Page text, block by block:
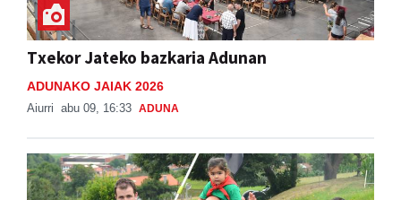
Txekor Jateko bazkaria Adunan
ADUNAKO JAIAK 2026
Aiurri abu 09, 16:33 ADUNA